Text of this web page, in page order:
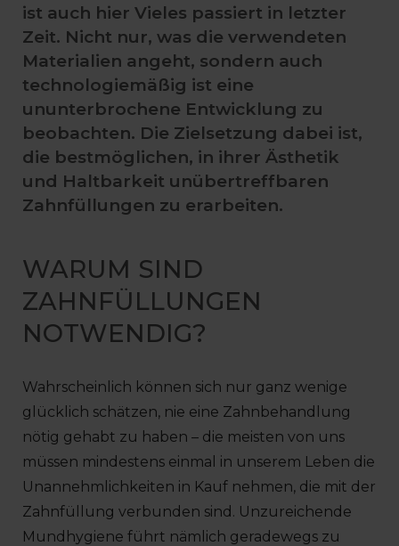
ist auch hier Vieles passiert in letzter
Zeit. Nicht nur, was die verwendeten
Materialien angeht, sondern auch
technologiemäßig ist eine
ununterbrochene Entwicklung zu
beobachten. Die Zielsetzung dabei ist,
die bestmöglichen, in ihrer Ästhetik
und Haltbarkeit unübertreffbaren
Zahnfüllungen zu erarbeiten.
WARUM SIND
ZAHNFÜLLUNGEN
NOTWENDIG?
Wahrscheinlich können sich nur ganz wenige
glücklich schätzen, nie eine Zahnbehandlung
nötig gehabt zu haben – die meisten von uns
müssen mindestens einmal in unserem Leben die
Unannehmlichkeiten in Kauf nehmen, die mit der
Zahnfüllung verbunden sind. Unzureichende
Mundhygiene führt nämlich geradewegs zu